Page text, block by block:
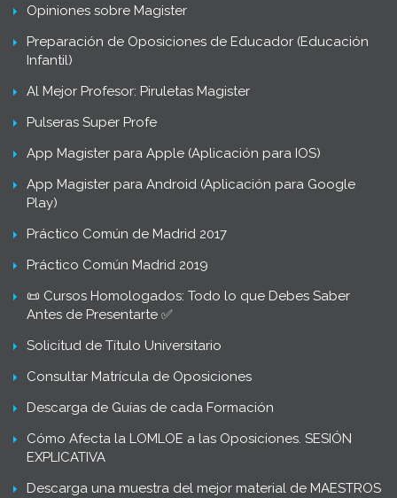
Opiniones sobre Magister
Preparación de Oposiciones de Educador (Educación
Infantil)
Al Mejor Profesor: Piruletas Magister
Pulseras Super Profe
App Magister para Apple (Aplicación para IOS)
App Magister para Android (Aplicación para Google
Play)
Práctico Común de Madrid 2017
Práctico Común Madrid 2019
📜 Cursos Homologados: Todo lo que Debes Saber
Antes de Presentarte ✅
Solicitud de Título Universitario
Consultar Matrícula de Oposiciones
Descarga de Guías de cada Formación
Cómo Afecta la LOMLOE a las Oposiciones. SESIÓN
EXPLICATIVA
Descarga una muestra del mejor material de MAESTROS